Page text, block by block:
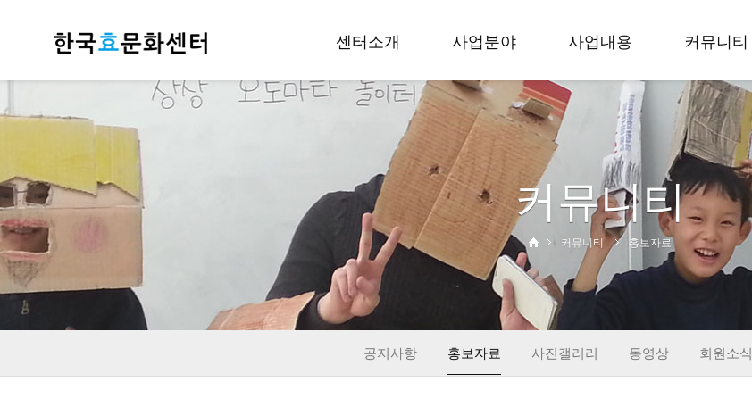
센터소개
조직안내
후원하기
재정공지
오시는길
사업분야
축제
공모
무용
학술
교육
사회공헌
출판
창작
사업내용
입지 효 문화예술축
세대공감 사랑과 효
공모전
입지 효 무용대회
대한민국 효 무용제
학술회의
교육활동
출판&컨텐츠
커뮤니티
공지사항
홍보자료
사진갤러리
동영상
회원소식
참가신청
커뮤니티
커뮤니티 홍보자료
공지사항 홍보자료 사진갤러리 동영상 회원소식